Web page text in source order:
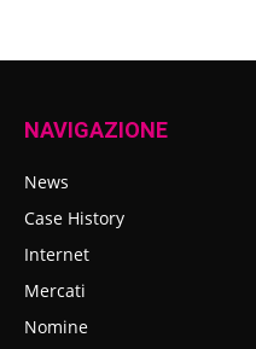
NAVIGAZIONE
News
Case History
Internet
Mercati
Nomine